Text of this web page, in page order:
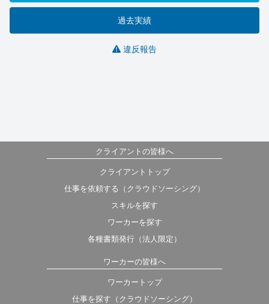
過去実績
違反報告
クライアントの皆様へ
クライアントトップ
仕事を依頼する（クラウドソーシング）
スキルを探す
ワーカーを探す
各種書類発行（法人限定）
ワーカーの皆様へ
ワーカートップ
仕事を探す（クラウドソーシング）